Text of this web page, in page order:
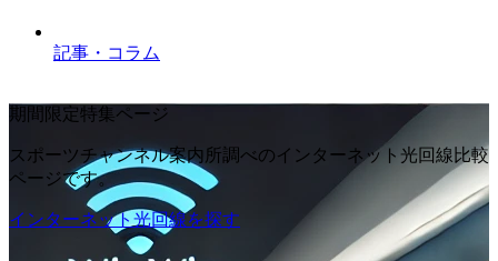
記事・コラム
期間限定特集ページ
スポーツチャンネル案内所調べのインターネット光回線比較
ページです。
インターネット光回線を探す